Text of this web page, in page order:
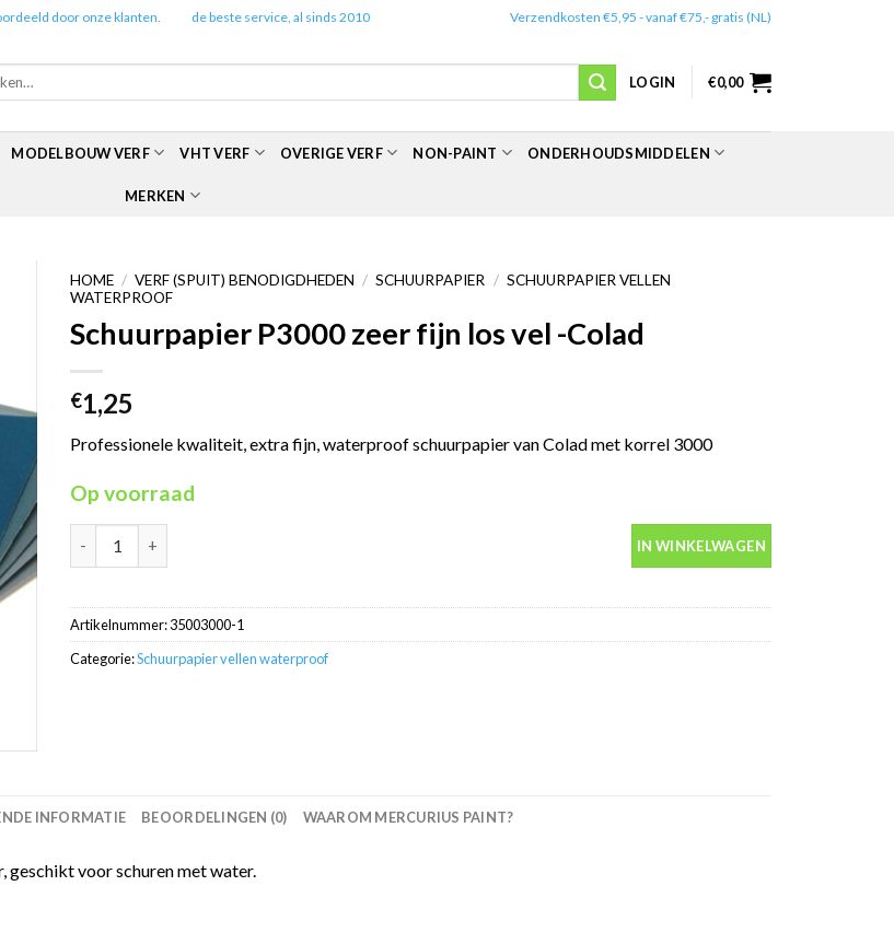
door onze klanten. de beste service, al sinds 2010 Verzendkosten €5,95 - vanaf €75,- gratis (NL)
LOGIN €0,00
MODELBOUW VERF VHT VERF OVERIGE VERF NON-PAINT ONDERHOUDSMIDDELEN
MERKEN
HOME / VERF (SPUIT) BENODIGDHEDEN / SCHUURPAPIER / SCHUURPAPIER VELLEN
WATERPROOF
Schuurpapier P3000 zeer fijn los vel -Colad
€1,25
Professionele kwaliteit, extra fijn, waterproof schuurpapier van Colad met korrel 3000
Op voorraad
IN WINKELWAGEN
Artikelnummer:35003000-1
Categorie:Schuurpapier vellen waterproof
INFORMATIE BEOORDELINGEN (0) WAAROM MERCURIUS PAINT?
geschikt voor schuren met water.